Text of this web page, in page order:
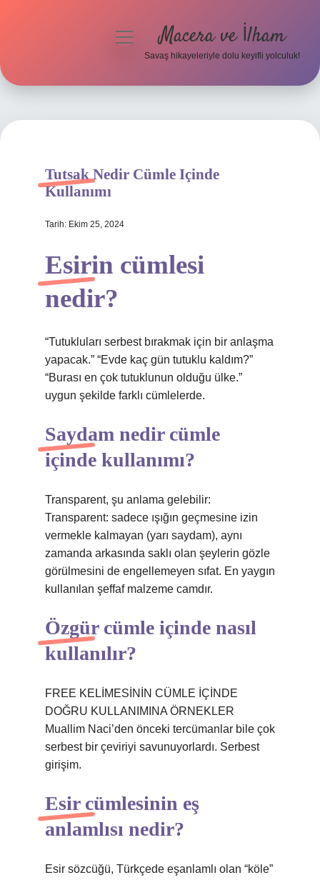
menüyüMacera ve İlham
Savaş hikayeleriyle dolu keyifli yolculuk!
Tutsak Nedir Cümle Içinde
Kullanımı
Tarih: Ekim 25, 2024
Esirin cümlesi
nedir?
“Tutukluları serbest bırakmak için bir anlaşma
yapacak.” “Evde kaç gün tutuklu kaldım?”
“Burası en çok tutuklunun olduğu ülke.”
uygun şekilde farklı cümlelerde.
Saydam nedir cümle
içinde kullanımı?
Transparent, şu anlama gelebilir:
Transparent: sadece ışığın geçmesine izin
vermekle kalmayan (yarı saydam), aynı
zamanda arkasında saklı olan şeylerin gözle
görülmesini de engellemeyen sıfat. En yaygın
kullanılan şeffaf malzeme camdır.
Özgür cümle içinde nasıl
kullanılır?
FREE KELİMESİNİN CÜMLE İÇİNDE
DOĞRU KULLANIMINA ÖRNEKLER
Muallim Naci’den önceki tercümanlar bile çok
serbest bir çeviriyi savunuyorlardı. Serbest
girişim.
Esir cümlesinin eş
anlamlısı nedir?
Esir sözcüğü, Türkçede eşanlamlı olan “köle”